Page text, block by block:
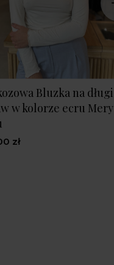
Bluzka na długi
w kolorze ecru Mery
zł